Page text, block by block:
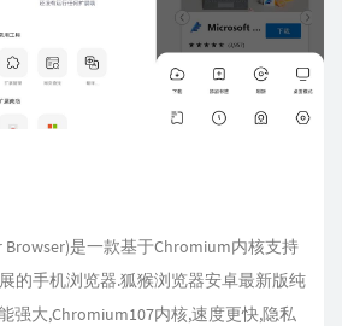
是一款基于Chromium内核支持
的手机浏览器.狐猴浏览器安卓最新版纯
强大,Chromium107内核,速度更快,隐私